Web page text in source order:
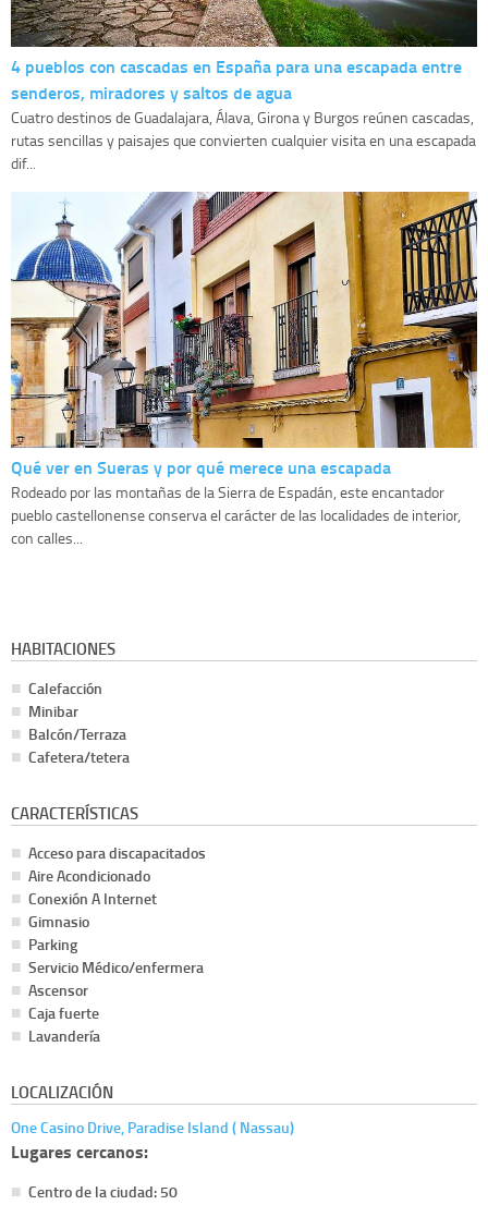
4 pueblos con cascadas en España para una escapada entre
senderos, miradores y saltos de agua
Cuatro destinos de Guadalajara, Álava, Girona y Burgos reúnen cascadas,
rutas sencillas y paisajes que convierten cualquier visita en una escapada
dif...
Qué ver en Sueras y por qué merece una escapada
Rodeado por las montañas de la Sierra de Espadán, este encantador
pueblo castellonense conserva el carácter de las localidades de interior,
con calles...
HABITACIONES
Calefacción
Minibar
Balcón/Terraza
Cafetera/tetera
CARACTERÍSTICAS
Acceso para discapacitados
Aire Acondicionado
Conexión A Internet
Gimnasio
Parking
Servicio Médico/enfermera
Ascensor
Caja fuerte
Lavandería
LOCALIZACIÓN
One Casino Drive, Paradise Island ( Nassau)
Lugares cercanos:
Centro de la ciudad: 50